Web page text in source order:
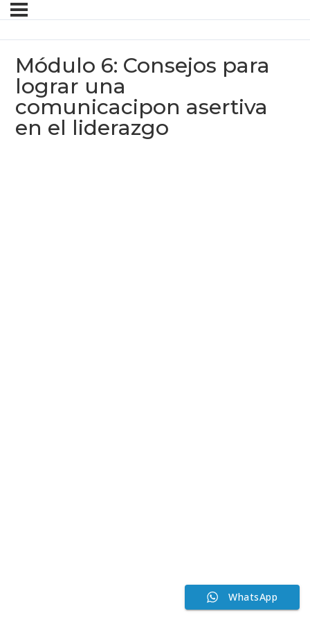
Módulo 6: Consejos para
lograr una
comunicacipon asertiva
en el liderazgo
WhatsApp